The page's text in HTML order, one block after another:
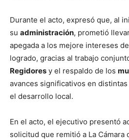
Durante el acto, expresó que, al
su administración, prometió
apegada a los mejore intereses
logrado, gracias al trabajo
Regidores y el respaldo de los
avances significativos en distintas
el desarrollo local.
En el acto, el ejecutivo presentó
solicitud que remitió a La Cámara